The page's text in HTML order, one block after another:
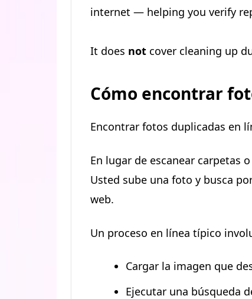
internet — helping you verify
It does not cover cleaning up
Cómo encontrar
Encontrar fotos duplicadas en
En lugar de escanear carpetas
Usted sube una foto y busca
web.
Un proceso en línea típico
Cargar la imagen que
Ejecutar una búsqueda